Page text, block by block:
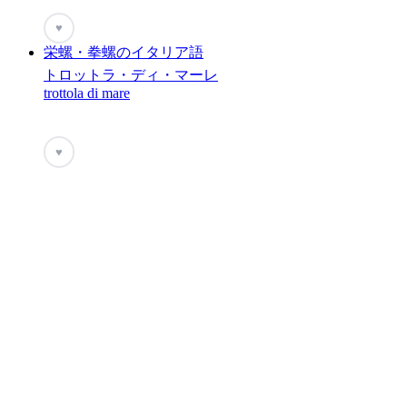
♥
栄螺・拳螺のイタリア語
トロットラ・ディ・マーレ
trottola di mare
♥